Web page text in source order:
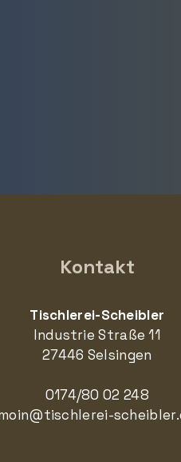
Kontakt
Tischlerei-Scheibler
Industrie Straße 11
27446 Selsingen
0174/80 02 248